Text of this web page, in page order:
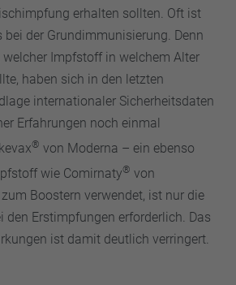
erhalten sollten. Oft ist
bei der Grundimmunisierung. Denn
welcher Impfstoff in welchem Alter
haben sich in den letzten
internationaler Sicherheitsdaten
Erfahrungen noch einmal
® von Moderna – ein ebenso
wie Comirnaty® von
Boostern verwendet, ist nur die
den Erstimpfungen erforderlich. Das
ist damit deutlich verringert.